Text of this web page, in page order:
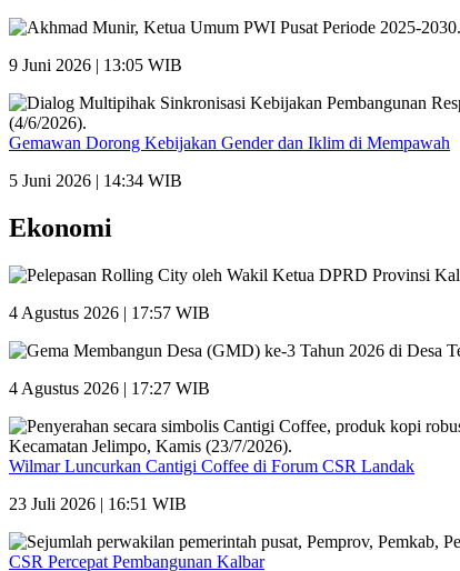
9 Juni 2026 | 13:05 WIB
Gemawan Dorong Kebijakan Gender dan Iklim di Mempawah
5 Juni 2026 | 14:34 WIB
Ekonomi
4 Agustus 2026 | 17:57 WIB
4 Agustus 2026 | 17:27 WIB
Wilmar Luncurkan Cantigi Coffee di Forum CSR Landak
23 Juli 2026 | 16:51 WIB
CSR Percepat Pembangunan Kalbar